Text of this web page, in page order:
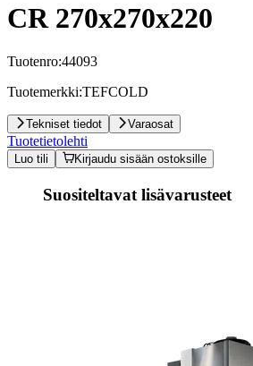
CR 270x270x220
Tuotenro:44093
Tuotemerkki:TEFCOLD
Tekniset tiedot Varaosat
Tuotetietolehti
Luo tili Kirjaudu sisään ostoksille
Suositeltavat lisävarusteet